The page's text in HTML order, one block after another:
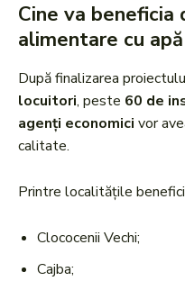
Cine va
alimentare cu apă
După finalizarea
locuitori, peste 60 de
agenți economici vor
calitate.
Printre localitățile
Clococenii Vechi;
Cajba;